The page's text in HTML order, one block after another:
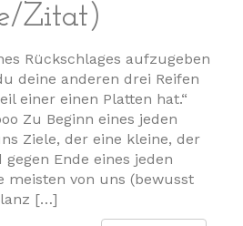
Zitat)
Rückschlages aufzugeben
deine anderen drei Reifen
einer einen Platten hat.“
Zu Beginn eines jeden
Ziele, der eine kleine, der
Ende eines jeden
meisten von uns (bewusst
[…]